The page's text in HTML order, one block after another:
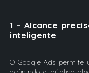
1 – Alcance
inteligente
O Google Ads permite